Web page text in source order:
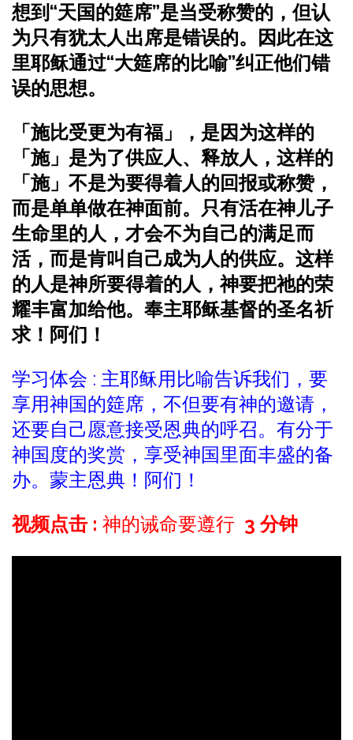
想到“天国的筵席”是当受称赞的，但认
为只有犹太人出席是错误的。因此在这
里耶稣通过“大筵席的比喻”纠正他们错
误的思想。
「施比受更为有福」，是因为这样的
「施」是为了供应人、释放人，这样的
「施」不是为要得着人的回报或称赞，
而是单单做在神面前。只有活在神儿子
生命里的人，才会不为自己的满足而
活，而是肯叫自己成为人的供应。这样
的人是神所要得着的人，神要把祂的荣
耀丰富加给他。 奉主耶稣基督的圣名祈
求！阿们！
学习体会 : 主耶稣用比喻告诉我们，要
享用神国的筵席，不但要有神的邀请，
还要自己愿意接受恩典的呼召。有分于
神国度的奖赏，享受神国里面丰盛的备
办。蒙主恩典！阿们！
视频点击 : 神的诫命要遵行 3 分钟